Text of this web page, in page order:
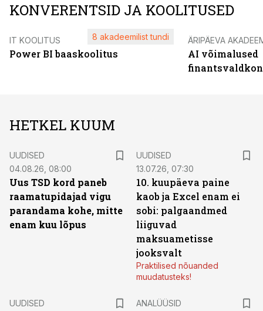
KONVERENTSID JA KOOLITUSED
IT KOOLITUS
Power BI baaskoolitus
8 akadeemilist tundi ÄRIPÄEVA
AI võimalused
HETKEL KUUM
UUDISED
04.08.26, 08:00
Uus TSD kord paneb
raamatupidajad vigu
parandama kohe, mitte
enam kuu lõpus
UUDISED
13.07.26, 07:30
10. kuupäeva paine
kaob ja Excel enam ei
sobi: palgaandmed
liiguvad
maksuametisse
jooksvalt
Praktilised nõuanded
muudatusteks!
UUDISED
ANALÜÜSID